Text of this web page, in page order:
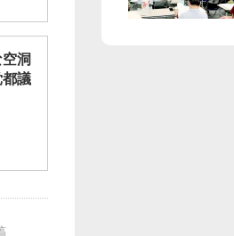
洞
議